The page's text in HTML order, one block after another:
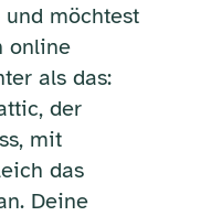
und möchtest
online
als das:
der
mit
das
Deine